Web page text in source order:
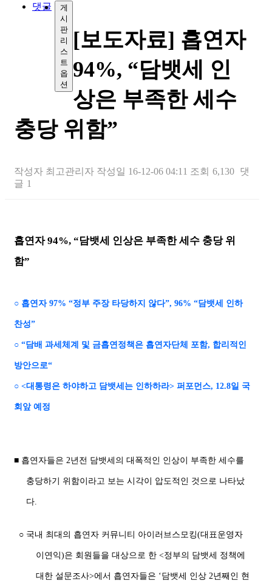
댓글
게
시
판
리
스
트
옵
션
[보도자료] 흡연자
94%, “담뱃세 인
상은 부족한 세수
충당 위함”
작성자 최고관리자 작성일 16-12-06 04:11 조회 6,130 댓
글 1
흡연자 94%, “담뱃세 인상은 부족한 세수 충당 위
함”
○ 흡연자 97% “정부 주장 타당하지 않다”, 96% “담뱃세 인하
찬성”
○ “담배 과세체계 및 금흡연정책은 흡연자단체 포함, 합리적인
방안으로“
○ <대통령은 하야하고 담뱃세는 인하하라> 퍼포먼스, 12.8일 국
회앞 예정
■ 흡연자들은 2년전 담뱃세의 대폭적인 인상이 부족한 세수를
충당하기 위함이라고 보는 시각이 압도적인 것으로 나타났
다.
○ 국내 최대의 흡연자 커뮤니티 아이러브스모킹(대표운영자
이연익)은 회원들을 대상으로 한 <정부의 담뱃세 정책에
대한 설문조사>에서 흡연자들은 ‘담뱃세 인상 2년째인 현